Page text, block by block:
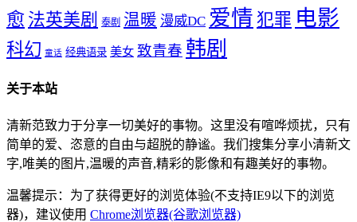
愈 法英美剧 泰剧 温暖 漫威DC 爱情 犯罪 电影
科幻 童话 经典语录 美女 致青春 韩剧
关于本站
清新范致力于分享一切美好的事物。这里没有喧哗烦扰，只有
简单的爱、恣意的自由与超脱的静谧。我们搜集分享小清新文
字,唯美的图片,温暖的声音,精彩的影像和有趣美好的事物。
温馨提示：为了获得更好的浏览体验(不支持IE9以下的浏览
器)，建议使用 Chrome浏览器(谷歌浏览器)